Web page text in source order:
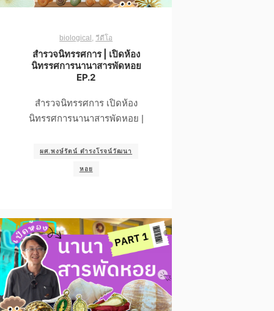
biological วีดีโอ
สำรวจนิทรรศการ | เปิดห้อง
นิทรรศการนานาสารพัดหอย
EP.2
สำรวจนิทรรศการ เปิดห้อง
นิทรรศการนานาสารพัดหอย |
ผศ.พงษ์รัตน์ ดำรงโรจน์วัฒนา
หอย